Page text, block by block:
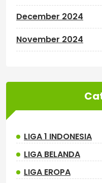
December 2024
November 2024
LIGA 1 INDONESIA
LIGA BELANDA
LIGA EROPA